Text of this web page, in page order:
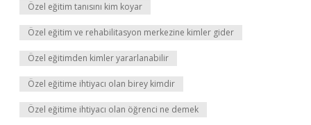
Özel eğitim tanısını kim koyar
Özel eğitim ve rehabilitasyon merkezine kimler gider
Özel eğitimden kimler yararlanabilir
Özel eğitime ihtiyacı olan birey kimdir
Özel eğitime ihtiyacı olan öğrenci ne demek